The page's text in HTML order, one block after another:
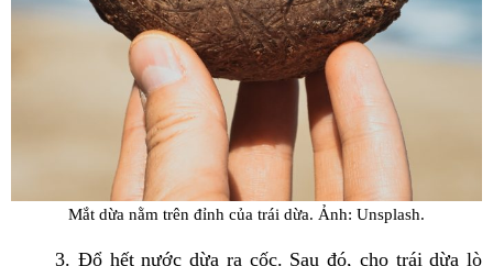
Mắt dừa nằm trên đỉnh của trái dừa. Ảnh: Unsplash.
3. Đổ hết nước dừa ra cốc. Sau đó, cho trái dừa lò